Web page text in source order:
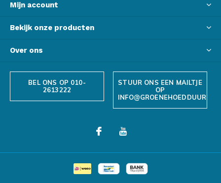
Mijn account
Bekijk onze producten
Over ons
BEL ONS OP 010-
2613222
STUUR ONS EEN MAILTJE
OP